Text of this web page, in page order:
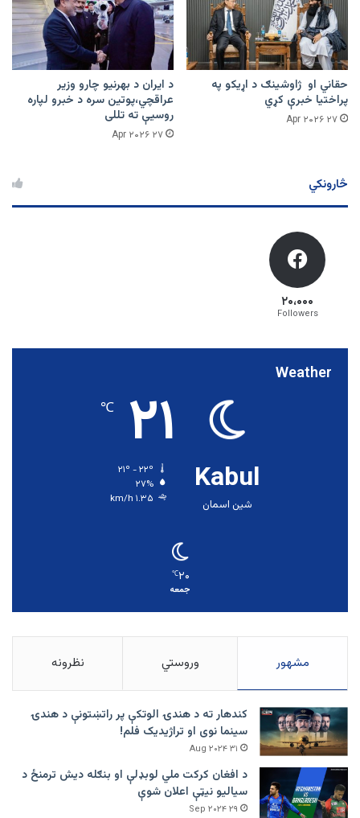
حقاني او ژاوشینګ د اړیکو په
پراختیا خبرې کړي
۲۷ Apr ۲۰۲۶
د ایران د بهرنیو چارو وزیر
عراقچي،پوتین سره د خبرو لپاره
روسیې ته تللی
۲۷ Apr ۲۰۲۶
څارونکي
۲۰،۰۰۰
Followers
Weather
Kabul
شین اسمان
۲۱ ℃
۲۷%
۱.۳۵ km/h
۲۰℃
جمعه
مشهور وروستي نظرونه
کندهار ته د هندۍ الوتکې پر راتښتونې د هندۍ
سینما نوی او تراژيديک فلم!
۳۱ Aug ۲۰۲۴
د افغان کرکت ملي لوبډلې او بنګله دیش ترمنځ د
سیالیو نیټې اعلان شوې
۲۹ Sep ۲۰۲۴